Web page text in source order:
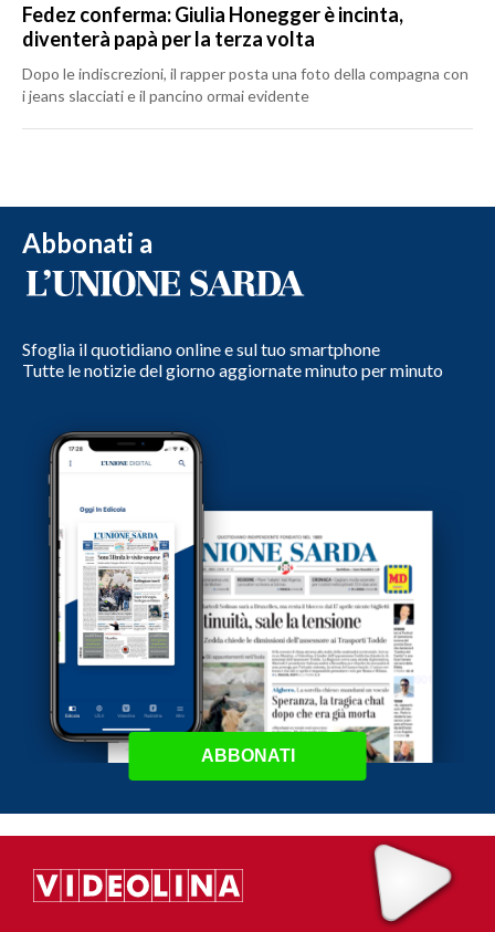
Fedez conferma: Giulia Honegger è incinta,
diventerà papà per la terza volta
Dopo le indiscrezioni, il rapper posta una foto della compagna con
i jeans slacciati e il pancino ormai evidente
Abbonati a
Sfoglia il quotidiano online e sul tuo smartphone
Tutte le notizie del giorno aggiornate minuto per minuto
ABBONATI